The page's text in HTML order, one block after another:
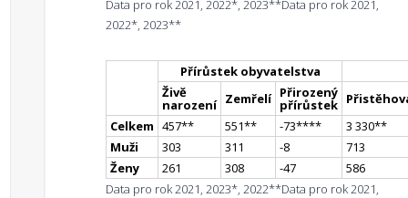
Data pro rok 2021, 2022*, 2023**Data pro rok 2021,
2022*, 2023**
Přírůstek obyvatelstva
Živě
narození Zemřelí Přirozený
přírůstek
Celkem 457** 551** -73**** 3 330**
Muži
303 311 -8
713
Ženy
261 308 -47
586
Data pro rok 2021, 2023*, 2022**Data pro rok 2021,